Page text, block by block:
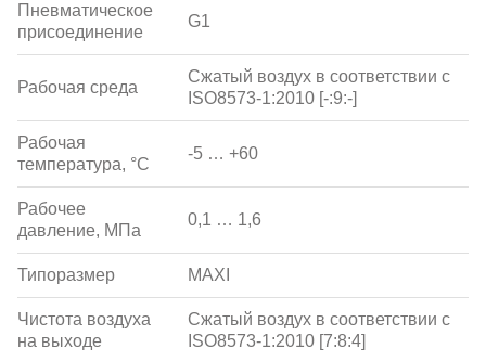
Пневматическое
присоединение
G1
Рабочая среда
Сжатый воздух в соответствии с
ISO8573-1:2010 [-:9:-]
Рабочая
температура, °С
-5 … +60
Рабочее
давление, МПа
0,1 … 1,6
Типоразмер MAXI
Чистота воздуха
на выходе
Сжатый воздух в соответствии с
ISO8573-1:2010 [7:8:4]